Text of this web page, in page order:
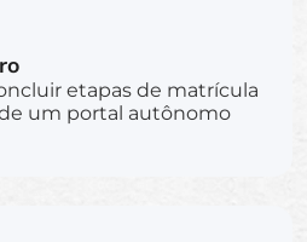
etapas de matrícula
um portal autônomo